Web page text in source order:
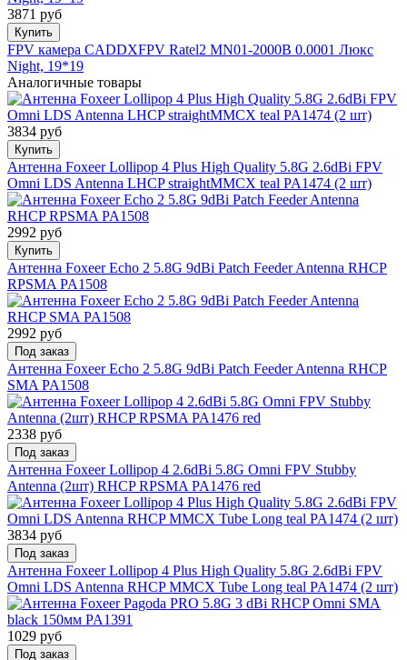
3871 руб
Купить
FPV камера CADDXFPV Ratel2 MN01-2000B 0.0001 Люкс
Night, 19*19
Аналогичные товары
3834 руб
Купить
Антенна Foxeer Lollipop 4 Plus High Quality 5.8G 2.6dBi FPV
Omni LDS Antenna LHCP straightMMCX teal PA1474 (2 шт)
2992 руб
Купить
Антенна Foxeer Echo 2 5.8G 9dBi Patch Feeder Antenna RHCP
RPSMA PA1508
2992 руб
Под заказ
Антенна Foxeer Echo 2 5.8G 9dBi Patch Feeder Antenna RHCP
SMA PA1508
2338 руб
Под заказ
Антенна Foxeer Lollipop 4 2.6dBi 5.8G Omni FPV Stubby
Antenna (2шт) RHCP RPSMA PA1476 red
3834 руб
Под заказ
Антенна Foxeer Lollipop 4 Plus High Quality 5.8G 2.6dBi FPV
Omni LDS Antenna RHCP MMCX Tube Long teal PA1474 (2 шт)
1029 руб
Под заказ